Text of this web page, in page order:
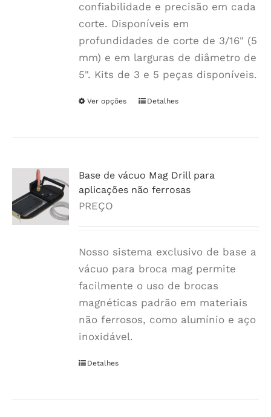
confiabilidade e precisão em cada
corte. Disponíveis em
profundidades de corte de 3/16" (5
mm) e em larguras de diâmetro de
5". Kits de 3 e 5 peças disponíveis.
Ver opções
Este
variantes.
As
escolhidas
na
página
do
produto
Detalhes
Base de vácuo Mag Drill para
aplicações não ferrosas
PREÇO
Nosso sistema exclusivo de base a
vácuo para broca mag permite
facilmente o uso de brocas
magnéticas padrão em materiais
não ferrosos, como alumínio e aço
inoxidável.
Detalhes